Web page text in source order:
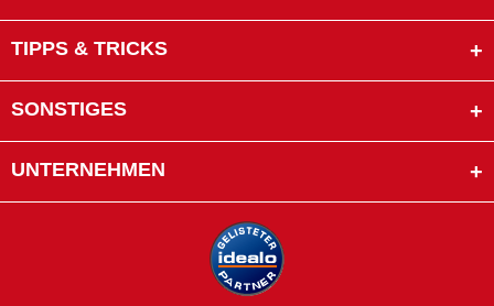
TIPPS & TRICKS
SONSTIGES
UNTERNEHMEN